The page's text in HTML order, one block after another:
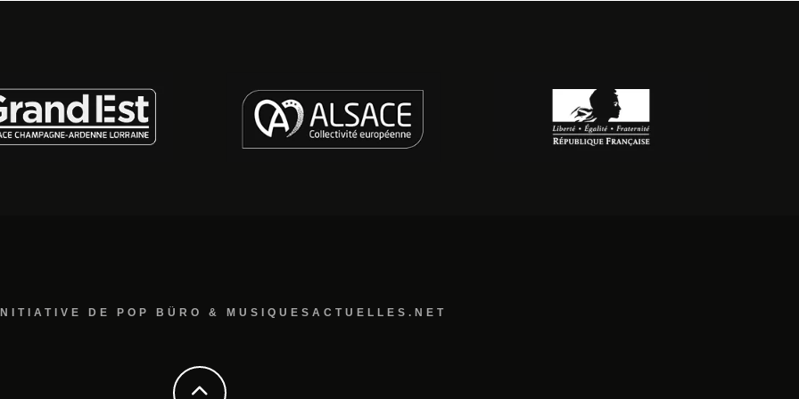
DE POP BÜRO & MUSIQUESACTUELLES.NET